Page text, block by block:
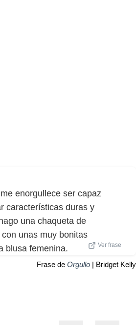
enorgullece ser capaz
características duras y
una chaqueta de
unas muy bonitas
blusa femenina.
Ver frase
Frase de Orgullo | Bridget Kelly